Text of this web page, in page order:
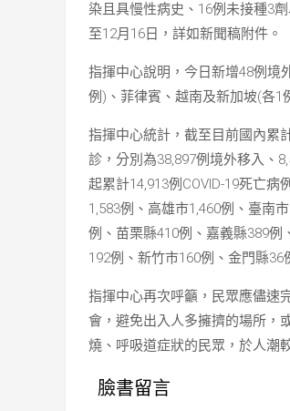
染且具慢性病史、16例未接種3
至12月16日，詳如新聞稿附件。
指揮中心說明，今日新增48例境
例)、菲律賓、越南及新加坡(各1
指揮中心統計，截至目前國內累
診，分別為38,897例境外移入、
起累計14,913例COVID-19死亡
1,583例、高雄市1,460例、臺南
例、苗栗縣410例、嘉義縣389例
192例、新竹市160例、金門縣
指揮中心再次呼籲，民眾應儘速
會，避免出入人多擁擠的場所，
燒、呼吸道症狀的民眾，於人潮
臉書留言